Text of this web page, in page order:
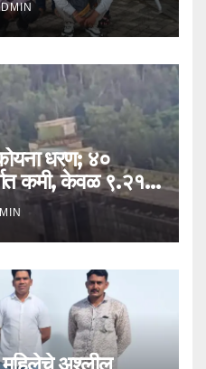
कोयना धरण; ४०
कमी, केवळ ९.२१